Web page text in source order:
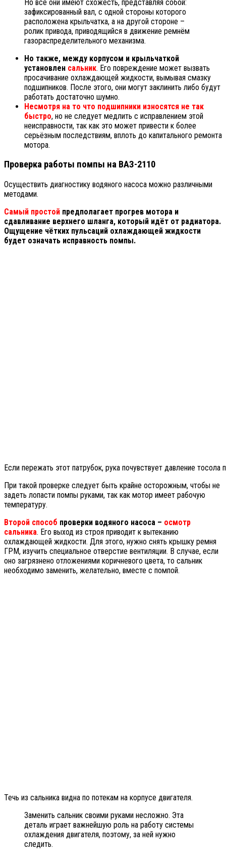
Но все они имеют схожесть, представляя собой:
зафиксированный вал, с одной стороны которого
расположена крыльчатка, а на другой стороне –
ролик привода, приводящийся в движение ремнём
газораспределительного механизма.
Но также, между корпусом и крыльчаткой
установлен сальник. Его повреждение может вызвать
просачивание охлаждающей жидкости, вымывая смазку
подшипников. После этого, они могут заклинить либо будут
работать достаточно шумно.
Несмотря на то что подшипники износятся не так
быстро, но не следует медлить с исправлением этой
неисправности, так как это может привести к более
серьёзным последствиям, вплоть до капитального ремонта
мотора.
Проверка работы помпы на ВАЗ-2110
Осуществить диагностику водяного насоса можно различными
методами.
Самый простой предполагает прогрев мотора и
сдавливание верхнего шланга, который идёт от радиатора.
Ощущение чётких пульсаций охлаждающей жидкости
будет означать исправность помпы.
Если пережать этот патрубок, рука почувствует давление
При такой проверке следует быть крайне осторожным, чтобы не
задеть лопасти помпы руками, так как мотор имеет рабочую
температуру.
Второй способ проверки водяного насоса – осмотр
сальника. Его выход из строя приводит к вытеканию
охлаждающей жидкости. Для этого, нужно снять крышку ремня
ГРМ, изучить специальное отверстие вентиляции. В случае, если
оно загрязнено отложениями коричневого цвета, то сальник
необходимо заменить, желательно, вместе с помпой.
Течь из сальника видна по потекам на корпусе двигателя.
Заменить сальник своими руками несложно. Эта
деталь играет важнейшую роль на работу системы
охлаждения двигателя, поэтому, за ней нужно
следить.